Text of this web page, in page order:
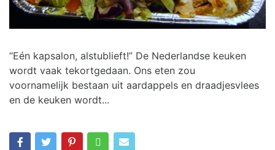
“Eén kapsalon, alstublieft!” De Nederlandse keuken
wordt vaak tekortgedaan. Ons eten zou
voornamelijk bestaan uit aardappels en draadjesvlees
en de keuken wordt...